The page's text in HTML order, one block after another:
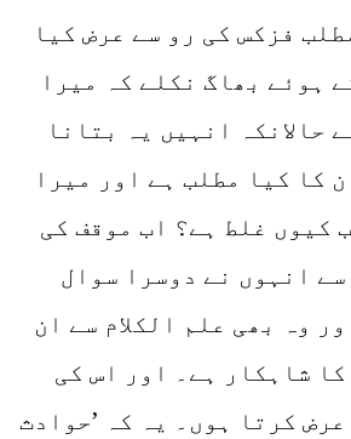
فزکس کی رو سے عرض کیا
ہوئے بھاگ نکلے کہ میرا
حالانکہ انہیں یہ بتانا
کا کیا مطلب ہے اور میرا
کیوں غلط ہے؟ اب موقف کی
انہوں نے دوسرا سوال
وہ بھی علم الکلام سے ان
کا شاہکار ہے۔ اور اس کی
کرتا ہوں۔ یہ کہ ’حوادث